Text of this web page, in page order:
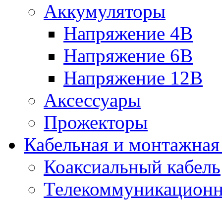
Аккумуляторы
Напряжение 4В
Напряжение 6В
Напряжение 12В
Аксессуары
Прожекторы
Кабельная и
Коаксиальный кабель